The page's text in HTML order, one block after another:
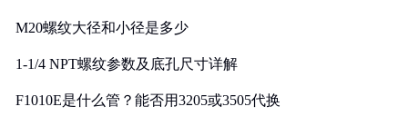
M20螺纹大径和小径是多少
1-1/4 NPT螺纹参数及底孔尺寸详解
F1010E是什么管？能否用3205或3505代换